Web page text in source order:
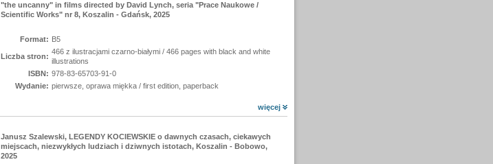
"the uncanny" in films directed by David Lynch, seria "Prace Naukowe /
Scientific Works" nr 8, Koszalin - Gdańsk, 2025
Format: B5
Liczba stron:
466 z ilustracjami czarno-białymi / 466 pages with black and white
illustrations
ISBN: 978-83-65703-91-0
Wydanie: pierwsze, oprawa miękka / first edition, paperback
więcej
Janusz Szalewski, LEGENDY KOCIEWSKIE o dawnych czasach, ciekawych
miejscach, niezwykłych ludziach i dziwnych istotach, Koszalin - Bobowo,
2025